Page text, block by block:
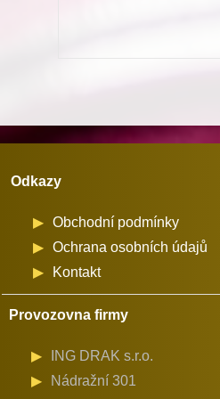
množství
Odkazy
Obchodní podmínky
Ochrana osobních údajů
Kontakt
Provozovna firmy
ING DRAK s.r.o.
Nádražní 301